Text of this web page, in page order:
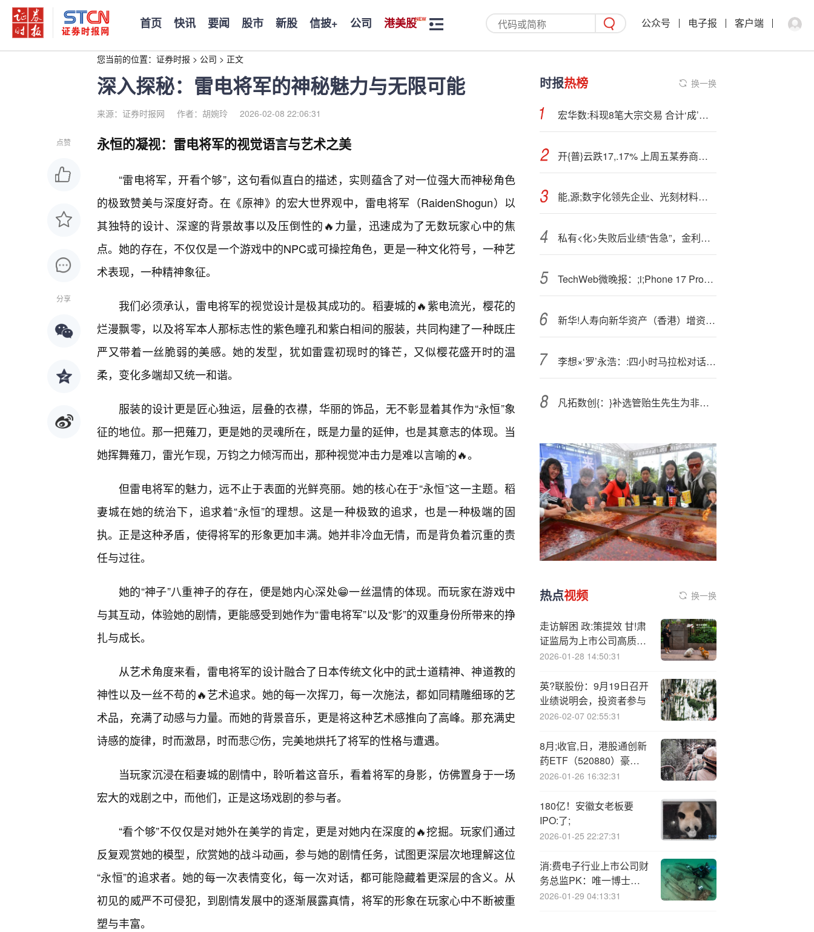
首页 快讯 要闻 股市 新股 信披+ 公司 港美股 公众号 电子报 客户端
您当前的位置： 证券时报 > 公司 > 正文
深入探秘：雷电将军的神秘魅力与无限可能
来源：证券时报网 作者：胡婉玲 2026-02-08 22:06:31
点赞
分享
永恒的凝视：雷电将军的视觉语言与艺术之美
“雷电将军，开看个够”，这句看似直白的描述，实则蕴含了对一位强大而神秘角色
的极致赞美与深度好奇。在《原神》的宏大世界观中，雷电将军（RaidenShogun）以
其独特的设计、深邃的背景故事以及压倒性的🔥力量，迅速成为了无数玩家心中的焦
点。她的存在，不仅仅是一个游戏中的NPC或可操控角色，更是一种文化符号，一种艺
术表现，一种精神象征。
我们必须承认，雷电将军的视觉设计是极其成功的。稻妻城的🔥紫电流光，樱花的
烂漫飘零，以及将军本人那标志性的紫色瞳孔和紫白相间的服装，共同构建了一种既庄
严又带着一丝脆弱的美感。她的发型，犹如雷霆初现时的锋芒，又似樱花盛开时的温
柔，变化多端却又统一和谐。
服装的设计更是匠心独运，层叠的衣襟，华丽的饰品，无不彰显着其作为“永恒”象
征的地位。那一把薙刀，更是她的灵魂所在，既是力量的延伸，也是其意志的体现。当
她挥舞薙刀，雷光乍现，万钧之力倾泻而出，那种视觉冲击力是难以言喻的🔥。
但雷电将军的魅力，远不止于表面的光鲜亮丽。她的核心在于“永恒”这一主题。稻
妻城在她的统治下，追求着“永恒”的理想。这是一种极致的追求，也是一种极端的固
执。正是这种矛盾，使得将军的形象更加丰满。她并非冷血无情，而是背负着沉重的责
任与过往。
她的“神子”八重神子的存在，便是她内心深处😁一丝温情的体现。而玩家在游戏中
与其互动，体验她的剧情，更能感受到她作为“雷电将军”以及“影”的双重身份所带来的挣
扎与成长。
从艺术角度来看，雷电将军的设计融合了日本传统文化中的武士道精神、神道教的
神性以及一丝不苟的🔥艺术追求。她的每一次挥刀，每一次施法，都如同精雕细琢的艺
术品，充满了动感与力量。而她的背景音乐，更是将这种艺术感推向了高峰。那充满史
诗感的旋律，时而激昂，时而悲🙂伤，完美地烘托了将军的性格与遭遇。
当玩家沉浸在稻妻城的剧情中，聆听着这音乐，看着将军的身影，仿佛置身于一场
宏大的戏剧之中，而他们，正是这场戏剧的参与者。
“看个够”不仅仅是对她外在美学的肯定，更是对她内在深度的🔥挖掘。玩家们通过
反复观赏她的模型，欣赏她的战斗动画，参与她的剧情任务，试图更深层次地理解这位
“永恒”的追求者。她的每一次表情变化，每一次对话，都可能隐藏着更深层的含义。从
初见的威严不可侵犯，到剧情发展中的逐渐展露真情，将军的形象在玩家心中不断被重
塑与丰富。
时报热榜 换一换
宏华数:科现8笔大宗交易 合计‘成’交26.55万股
开{普}云跌17,.17% 上周五某券商给予增持评级
能,源;数字化领先企业、光刻材料龙头今日申购，2只新股上市
私有<化>失败后业绩“告急”，金利来上半年盈转亏、营业额降两成
TechWeb微晚报：;i;Phone 17 Pro机身退回铝合金材质，中国铁路下月推行电子发票
新华!人寿向新华资产（香港）增资1.54亿港元获批
李想×‘罗’永浩：:四小时马拉松对话实录
凡拓数创{：}补选管贻生先生为非独立董事候选人
热点视频 换一换
走访解困 政:策提效 甘!肃
证监局为上市公司高质量
发展保驾护航
2026-01-28 14:50:31
英?联股份：9月19日召开
业绩说明会，投资者参与
2026-02-07 02:55:31
8月;收官,日，港股通创新
药ETF（520880）豪涨
4%！资金积极抢筹创业
息，宁王接棒！
2026-01-26 16:32:31
180亿！安徽女老板要
IPO:了;
2026-01-25 22:27:31
消:费电子行业上市公司财
务总监PK：唯一博士陈
宏亮薪酬仅有48.41万
2026-01-29 04:13:31